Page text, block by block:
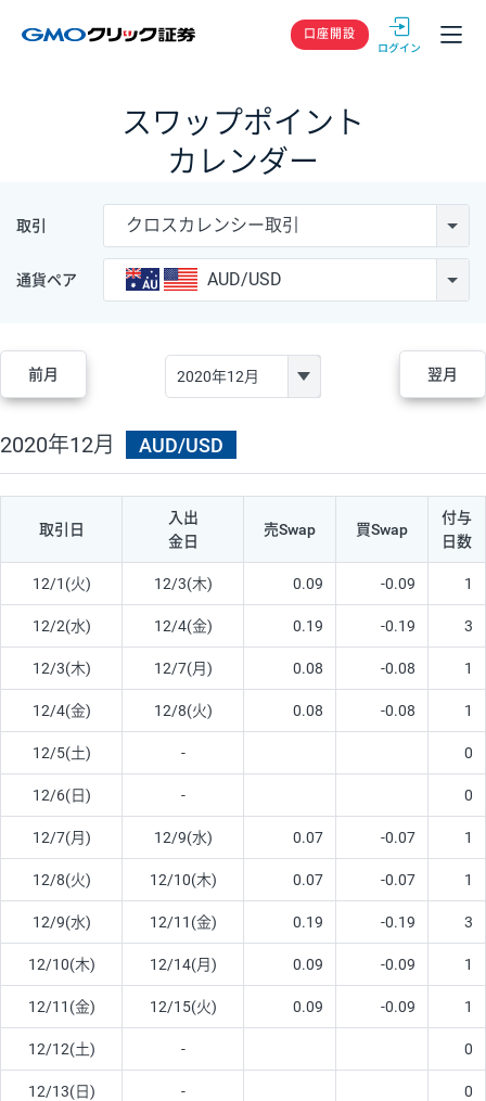
GMOクリック
口座開設
スワップポイント
カレンダー
取引 クロスカレンシー取引
通貨ペア AUD/USD
前月 翌月
2020年12月 AUD/USD
取引日
入出
金日
売Swap 買Swap
付与
日数
12/1(火) 12/3(木) 0.09 -0.09 1
12/2(水) 12/4(金) 0.19 -0.19 3
12/3(木) 12/7(月) 0.08 -0.08 1
12/4(金) 12/8(火) 0.08 -0.08 1
12/5(土) - 0
12/6(日) - 0
12/7(月) 12/9(水) 0.07 -0.07 1
12/8(火) 12/10(木) 0.07 -0.07 1
12/9(水) 12/11(金) 0.19 -0.19 3
12/10(木) 12/14(月) 0.09 -0.09 1
12/11(金) 12/15(火) 0.09 -0.09 1
12/12(土) - 0
12/13(日) - 0